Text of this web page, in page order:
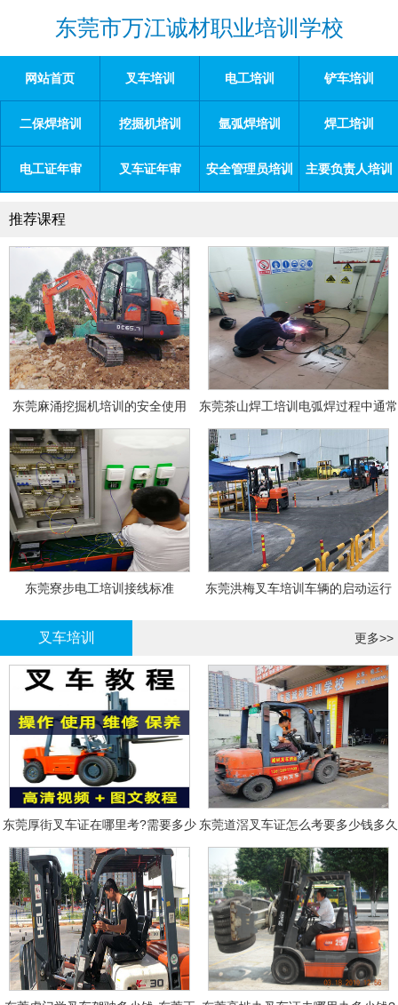
东莞市万江诚材职业培训学校
网站首页 叉车培训 电工培训 铲车培训
二保焊培训 挖掘机培训 氩弧焊培训 焊工培训
电工证年审 叉车证年审 安全管理员培训 主要负责人培训
推荐课程
东莞麻涌挖掘机培训的安全使用
东莞茶山焊工培训电弧焊过程中通常
会采取以下措施
东莞寮步电工培训接线标准 东莞洪梅叉车培训车辆的启动运行
叉车培训 更多>>
东莞厚街叉车证在哪里考?需要多少
钱?
东莞道滘叉车证怎么考要多少钱多久
拿证